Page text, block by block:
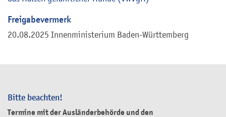
Bitte beachten!
Termine mit der Ausländerbehörde und den
Freigabevermerk
20.08.2025 Innenministerium Baden-Württemberg